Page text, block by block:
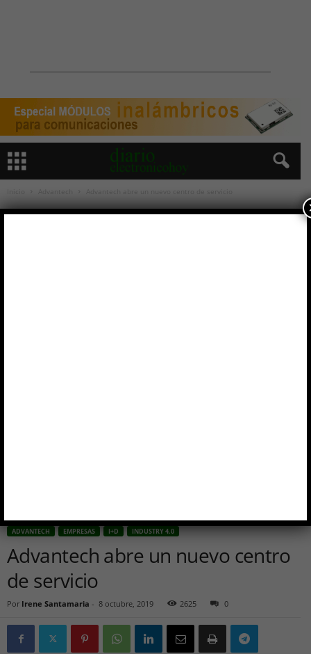
Advantech Advantech abre un nuevo centro de servicio
ADVANTECH EMPRESAS I+D INDUSTRY 4.0
Advantech abre un nuevo centro
de servicio
Por Irene Santamaria - 8 octubre, 2019 2625 0